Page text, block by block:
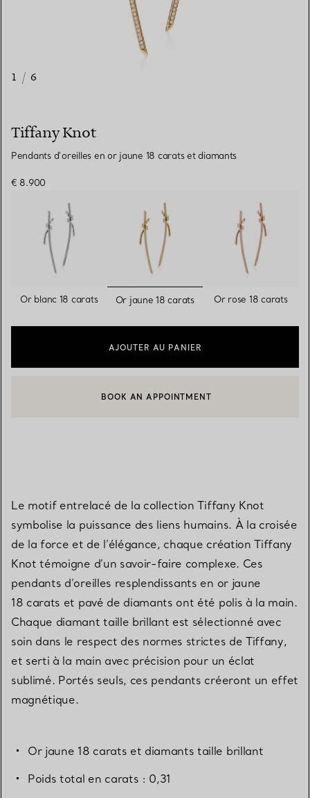
1 / 6
Tiffany Knot
Pendants d’oreilles en or jaune 18 carats et diamants
€ 8.900
Or blanc 18 carats sélectionnés
Or jaune 18 carats Or rose 18 carats
AJOUTER AU PANIER
CONTACTER UN CONSEILLER CLIENT OU PRENDRE RENDEZ-
BOOK AN APPOINTMENT
Le motif entrelacé de la collection Tiffany Knot
symbolise la puissance des liens humains. À la croisée
de la force et de l’élégance, chaque création Tiffany
Knot témoigne d’un savoir-faire complexe. Ces
pendants d’oreilles resplendissants en or jaune
18 carats et pavé de diamants ont été polis à la main.
Chaque diamant taille brillant est sélectionné avec
soin dans le respect des normes strictes de Tiffany,
et serti à la main avec précision pour un éclat
sublimé. Portés seuls, ces pendants créeront un effet
magnétique.
Or jaune 18 carats et diamants taille brillant
Poids total en carats : 0,31